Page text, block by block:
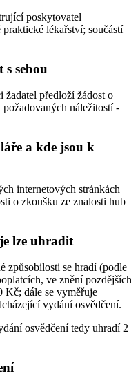
poskytovatel
lékařství; součástí
sebou
žadatel předloží žádost o
náležitostí -
a kde jsou k
internetových stránkách
o zkoušku ze znalosti hub
lze uhradit
způsobilosti se hradí (podle
ve znění pozdějších
Kč; dále se vyměřuje
vydání osvědčení.
osvědčení tedy uhradí 2